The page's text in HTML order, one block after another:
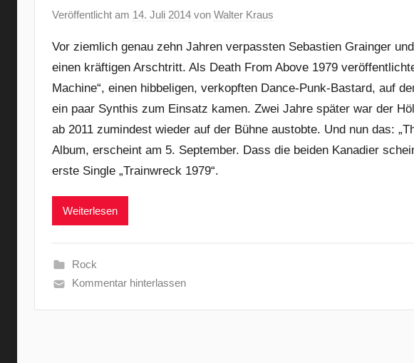
Veröffentlicht am 14. Juli 2014 von Walter Kraus
Vor ziemlich genau zehn Jahren verpassten Sebastien Grainger
einen kräftigen Arschtritt. Als Death From Above 1979
Machine“, einen hibbeligen, verkopften Dance-Punk-Bastard, auf
ein paar Synthis zum Einsatz kamen. Zwei Jahre später war der
ab 2011 zumindest wieder auf der Bühne austobte. Und nun das:
Album, erscheint am 5. September. Dass die beiden Kanadier
erste Single „Trainwreck 1979“.
Weiterlesen
Rock
Kommentar hinterlassen